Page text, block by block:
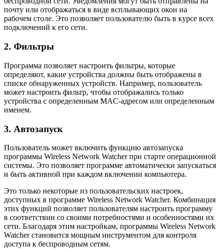
почту или отображаться в виде всплывающих окон на
рабочем столе. Это позволяет пользователю быть в курсе всех
подключений к его сети.
2. Фильтры
Программа позволяет настроить фильтры, которые
определяют, какие устройства должны быть отображены в
списке обнаруженных устройств. Например, пользователь
может настроить фильтр, чтобы отображались только
устройства с определенным MAC-адресом или определенным
именем.
3. Автозапуск
Пользователь может включить функцию автозапуска
программы Wireless Network Watcher при старте операционной
системы. Это позволяет программе автоматически запускаться
и быть активной при каждом включении компьютера.
Это только некоторые из пользовательских настроек,
доступных в программе Wireless Network Watcher. Комбинация
этих функций позволяет пользователям настроить программу
в соответствии со своими потребностями и особенностями их
сети. Благодаря этим настройкам, программы Wireless Network
Watcher становится мощным инструментом для контроля
доступа к беспроводным сетям.